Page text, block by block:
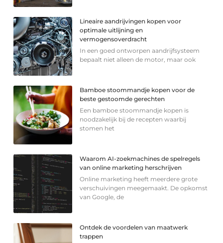
Lineaire aandrijvingen kopen voor
optimale uitlijning en
vermogensoverdracht
In een goed ontworpen aandrijfsysteem
bepaalt niet alleen de motor, maar ook
Bamboe stoommandje kopen voor de
beste gestoomde gerechten
Een bamboe stoommandje kopen is
noodzakelijk bij de recepten waarbij
stomen het
Waarom AI-zoekmachines de spelregels
van online marketing herschrijven
Online marketing heeft meerdere grote
verschuivingen meegemaakt. De opkomst
van Google, de
Ontdek de voordelen van maatwerk
trappen